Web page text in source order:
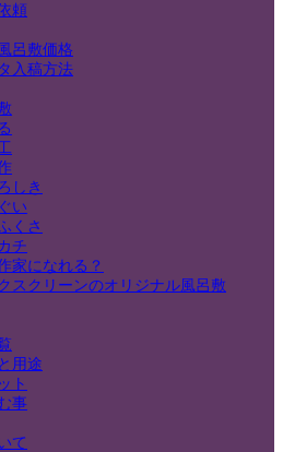
頼
呂敷価格
入稿方法
しき
い
くさ
チ
家になれる？
スクリーンのオリジナル風呂敷
用途
ト
事
て